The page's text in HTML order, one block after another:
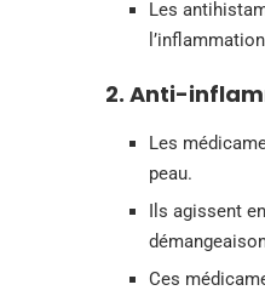
Les
2. Anti-
Les
peau.
Ils agissent
Ces